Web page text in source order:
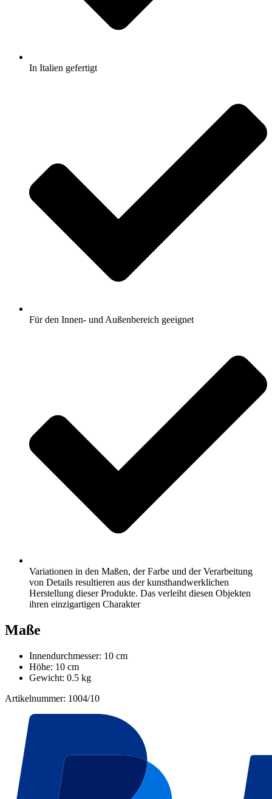
In Italien gefertigt
Für den Innen- und Außenbereich geeignet
Variationen in den Maßen, der Farbe und der Verarbeitung
von Details resultieren aus der kunsthandwerklichen
Herstellung dieser Produkte. Das verleiht diesen Objekten
ihren einzigartigen Charakter
Maße
Innendurchmesser: 10 cm
Höhe: 10 cm
Gewicht: 0.5 kg
Artikelnummer: 1004/10